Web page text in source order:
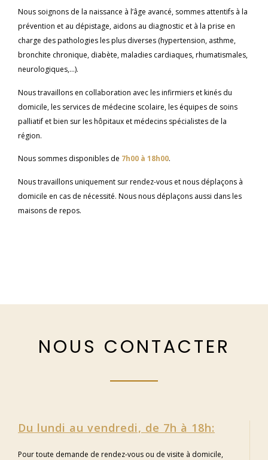
Nous soignons de la naissance à l’âge avancé, sommes attentifs à la
prévention et au dépistage, aidons au diagnostic et à la prise en
charge des pathologies les plus diverses (hypertension, asthme,
bronchite chronique, diabète, maladies cardiaques, rhumatismales,
neurologiques,…).
Nous travaillons en collaboration avec les infirmiers et kinés du
domicile, les services de médecine scolaire, les équipes de soins
palliatif et bien sur les hôpitaux et médecins spécialistes de la
région.
Nous sommes disponibles de 7h00 à 18h00.
Nous travaillons uniquement sur rendez-vous et nous déplaçons à
domicile en cas de nécessité. Nous nous déplaçons aussi dans les
maisons de repos.
NOUS CONTACTER
Du lundi au vendredi, de 7h à 18h:
Pour toute demande de rendez-vous ou de visite à domicile,